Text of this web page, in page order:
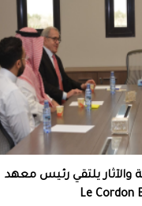
والآثار يلتقي رئيس معهد
Le Cordon